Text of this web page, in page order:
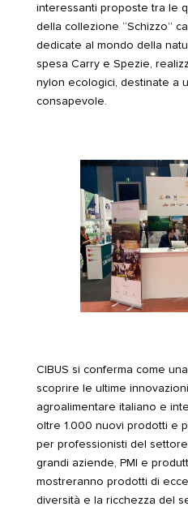
interessanti proposte tra le
della collezione “Schizzo”
dedicate al mondo della
spesa Carry e Spezie,
nylon ecologici, destinate a
consapevole.
CIBUS si conferma come
scoprire le ultime
agroalimentare italiano e
oltre 1.000 nuovi prodotti e
per professionisti del
grandi aziende, PMI e
mostreranno prodotti di
diversità e la ricchezza del